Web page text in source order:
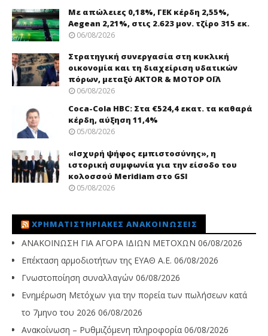
Με απώλειες 0,18%, ΓΕΚ κέρδη 2,55%,
Aegean 2,21%, στις 2.623 μον. τζίρο 315 εκ.
06/08/2026
Στρατηγική συνεργασία στη κυκλική
οικονομία και τη διαχείριση υδατικών
πόρων, μεταξύ AKTOR & ΜΟΤΟΡ ΟΪΛ
06/08/2026
Coca-Cola HBC: Στα €524,4 εκατ. τα καθαρά
κέρδη, αύξηση 11,4%
05/08/2026
«Ισχυρή ψήφος εμπιστοσύνης», η
ιστορική συμφωνία για την είσοδο του
κολοσσού Meridiam στο GSI
05/08/2026
ΧΡΗΜΑΤΙΣΤΗΡΙΑΚΈΣ ΑΝΑΚΟΙΝΏΣΕΙΣ
ΑΝΑΚΟΙΝΩΣΗ ΓΙΑ ΑΓΟΡΑ ΙΔΙΩΝ ΜΕΤΟΧΩΝ 06/08/2026
Επέκταση αρμοδιοτήτων της ΕΥΑΘ Α.Ε. 06/08/2026
Γνωστοποίηση συναλλαγών 06/08/2026
Ενημέρωση Μετόχων για την πορεία των πωλήσεων κατά
το 7μηνο του 2026 06/08/2026
Ανακοίνωση – Ρυθμιζόμενη πληροφορία 06/08/2026